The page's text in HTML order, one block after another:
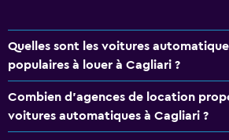
Quelles sont les voitures
populaires à louer à Cagliari ?
Combien d'agences de location
voitures automatiques à Cagliari ?